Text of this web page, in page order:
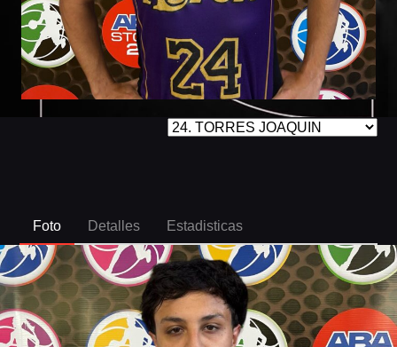
Foto Detalles Estadisticas